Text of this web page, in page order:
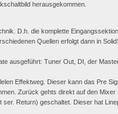
herausgekommen.
D.h. die komplette
Quellen erfolgt dann in
ausgeführt: Tuner Out, DI, der
Effektweg. Dieser kann das Pre
Zurück gehts direkt auf den Mixer
Return) geschaltet. Dieser hat